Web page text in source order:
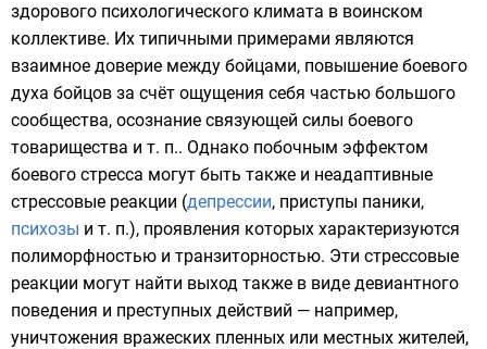
здорового психологического климата в воинском
коллективе. Их типичными примерами являются
взаимное доверие между бойцами, повышение боевого
духа бойцов за счёт ощущения себя частью большого
сообщества, осознание связующей силы боевого
товарищества и т. п.. Однако побочным эффектом
боевого стресса могут быть также и неадаптивные
стрессовые реакции (депрессии, приступы паники,
психозы и т. п.), проявления которых характеризуются
полиморфностью и транзиторностью. Эти стрессовые
реакции могут найти выход также в виде девиантного
поведения и преступных действий — например,
уничтожения вражеских пленных или местных жителей,